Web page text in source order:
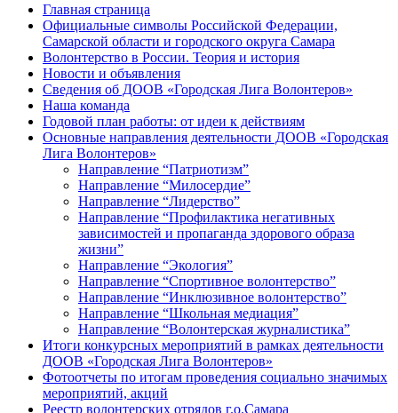
Главная страница
Официальные символы Российской Федерации,
Самарской области и городского округа Самара
Волонтерство в России. Теория и история
Новости и объявления
Сведения об ДООВ «Городская Лига Волонтеров»
Наша команда
Годовой план работы: от идеи к действиям
Основные направления деятельности ДООВ «Городская
Лига Волонтеров»
Направление “Патриотизм”
Направление “Милосердие”
Направление “Лидерство”
Направление “Профилактика негативных
зависимостей и пропаганда здорового образа
жизни”
Направление “Экология”
Направление “Спортивное волонтерство”
Направление “Инклюзивное волонтерство”
Направление “Школьная медиация”
Направление “Волонтерская журналистика”
Итоги конкурсных мероприятий в рамках деятельности
ДООВ «Городская Лига Волонтеров»
Фотоотчеты по итогам проведения социально значимых
мероприятий, акций
Реестр волонтерских отрядов г.о.Самара